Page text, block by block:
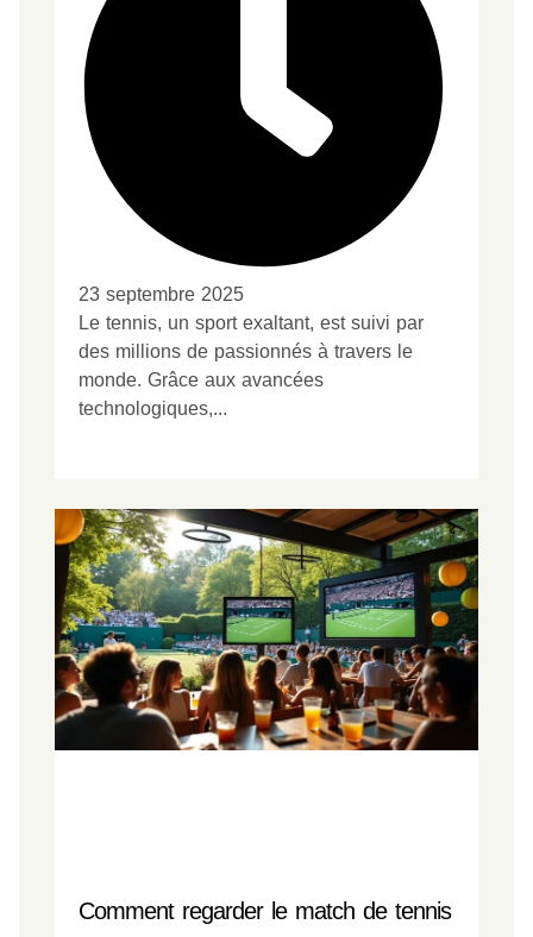
23 septembre 2025
Le tennis, un sport exaltant, est suivi par
des millions de passionnés à travers le
monde. Grâce aux avancées
technologiques,...
Comment regarder le match de tennis